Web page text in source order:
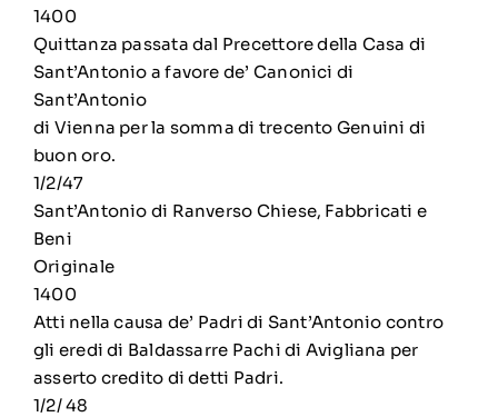
1400
Quittanza passata dal Precettore della Casa di
Sant’Antonio a favore de’ Canonici di
Sant’Antonio
di Vienna per la somma di trecento Genuini di
buon oro.
1/2/47
Sant’Antonio di Ranverso Chiese, Fabbricati e
Beni
Originale
1400
Atti nella causa de’ Padri di Sant’Antonio contro
gli eredi di Baldassarre Pachi di Avigliana per
asserto credito di detti Padri.
1/2/ 48